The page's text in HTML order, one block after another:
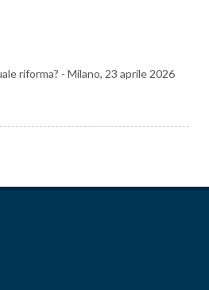
riforma? - Milano, 23 aprile 2026